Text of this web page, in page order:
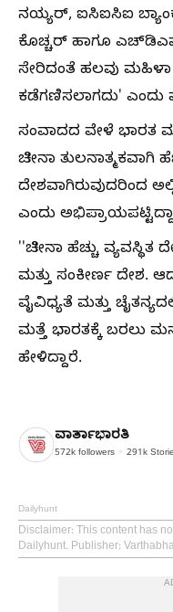
ನಯ್ಯರ್, ಐಸಿಐಸಿಐ
ಕೊಚ್ಚರ್ ಹಾಗೂ
ಸೇರಿದಂತೆ ಹಲವು
ಕಡೆಗಣಿಸಲಾಗದು' ಎಂದು
ಸಂವಾದದ ವೇಳೆ ಭಾರತ
ಚೀನಾ ತುಲನಾತ್ಮಕವಾಗಿ
ದೇಶವಾಗಿರುವುದರಿಂದ
ಎಂದು
''ಚೀನಾ ಹೆಚ್ಚು
ಮತ್ತು ಸಂಕೀರ್ಣ ದೇಶ.
ವೈವಿಧ್ಯತೆ ಮತ್ತು
ಮತ್ತೆ ಭಾರತಕ್ಕೆ ಬರಲು
ಹೇಳಿದ್ದಾರೆ.
ವಾರ್ತಾಭಾರತಿ
572k followers 291k
Dailyhunt
Disclaimer: This content has
Dailyhunt. Publisher: